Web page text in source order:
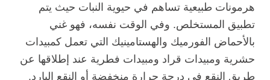
هرمونات طبيعية تساهم في حيوية النبات حيث يتم
تطبيق المستخلص. وفي الوقت نفسه، فهو غني
بالأحماض الفورميك والهستامينيك التي تعمل كمبيدات
حشرية ومبيدات قراد ومبيدات فطرية عند إطلاقها عن
طريق النقع في درجة حرارة منخفضة أو النقع البارد.